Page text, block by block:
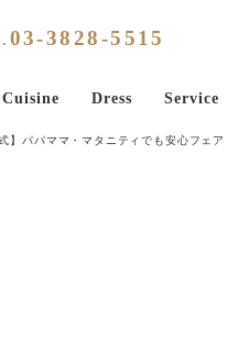
03-3828-5515
Cuisine Dress Service
】パパママ・マタニティでも安心フェア